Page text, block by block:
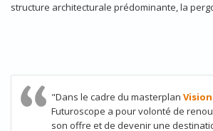
structure architecturale prédominante, la
"Dans le cadre du masterplan Vision
Futuroscope a pour volonté de
son offre et de devenir une